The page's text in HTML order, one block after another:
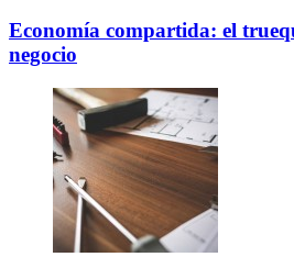
Economía compartida: el
negocio